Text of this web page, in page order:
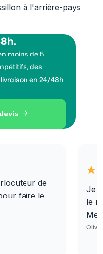
à l'arrière-pays
moins de 5
des
en 24/48h

de
faire le
Je
le